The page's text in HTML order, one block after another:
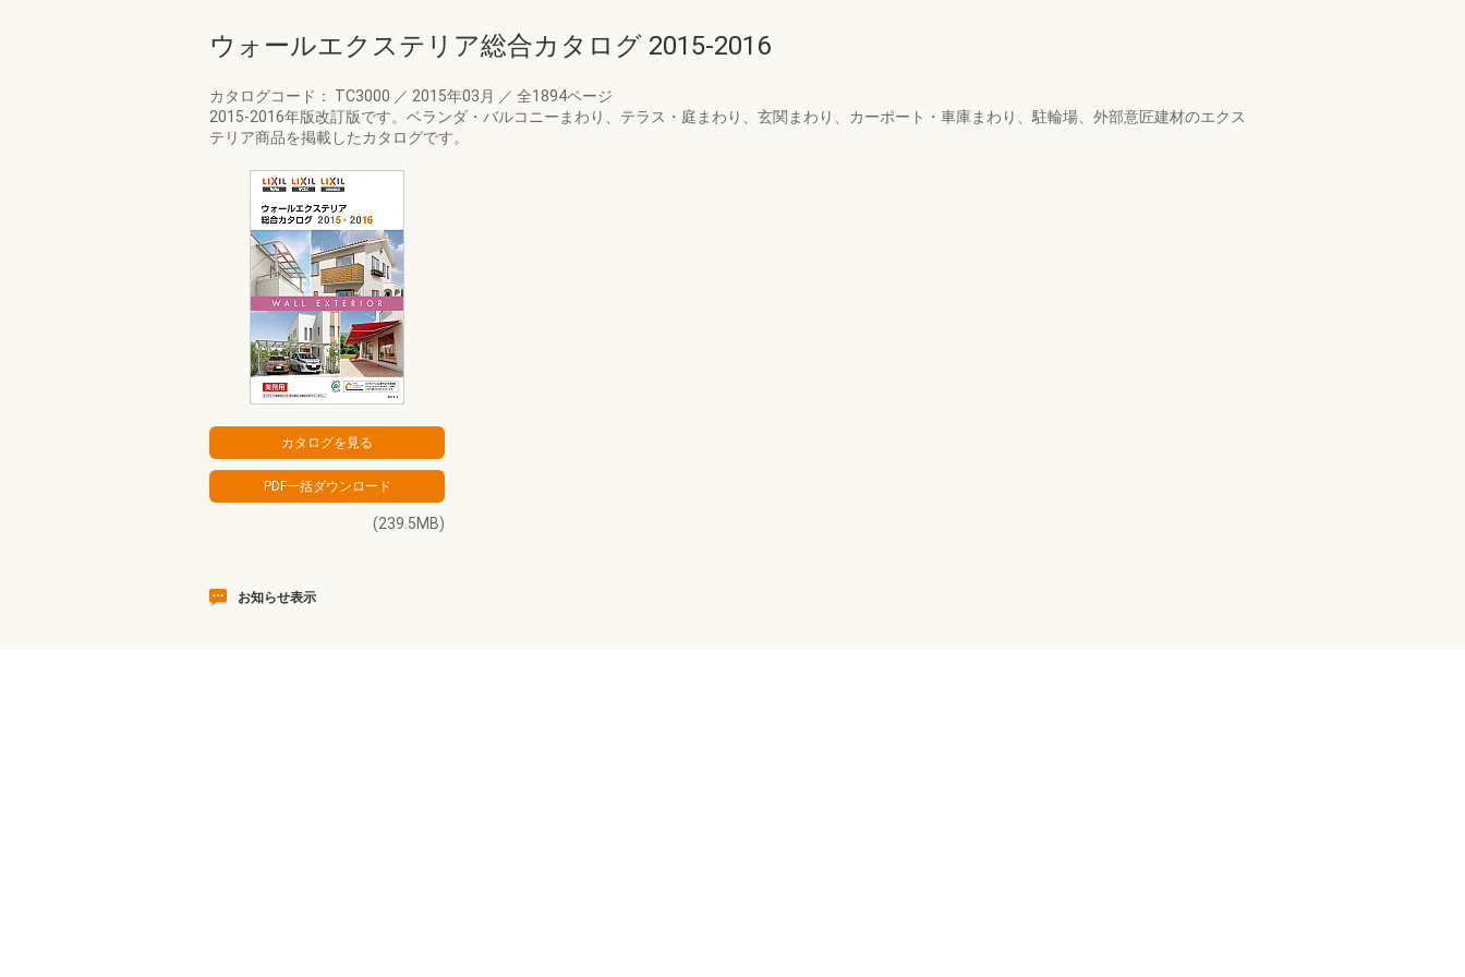
ウォールエクステリア総合カタログ 2015‐2016
カタログコード： TC3000 ／ 2015年03月 ／ 全1894ページ
2015-2016年版改訂版です。ベランダ・バルコニーまわり、テラス・庭まわり、玄関まわり、カーポート・車庫まわり、駐輪場、外部意匠建材のエクス
テリア商品を掲載したカタログです。
(239.5MB)
お知らせ表示